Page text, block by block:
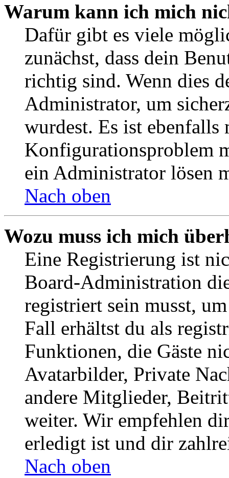
Warum kann ich mich
Dafür gibt es viele
zunächst, dass dein
richtig sind. Wenn dies
Administrator, um
wurdest. Es ist ebenfalls
Konfigurationsproblem
ein Administrator lösen
Nach oben
Wozu muss ich mich
Eine Registrierung ist
Board-Administration
registriert sein musst,
Fall erhältst du als
Funktionen, die Gäste
Avatarbilder, Private
andere Mitglieder,
weiter. Wir empfehlen
erledigt ist und dir
Nach oben